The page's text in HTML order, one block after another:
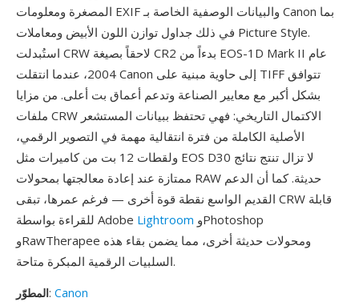
المصغرة ومعلومات EXIF والبيانات الوصفية الخاصة بـ Canon بما
في ذلك جداول توازن اللون الأبيض ومعاملات Picture Style.
استُبدلت CRW لاحقاً بصيغة CR2 بدءاً من EOS-1D Mark II عام
2004، عندما انتقلت Canon إلى حاوية مبنية على TIFF تتوافق
بشكل أكبر مع معايير الصناعة وتدعم أعماق بت أعلى. من مزايا
ملفات CRW الاكتمال التاريخي: فهي تحتفظ ببيانات المستشعر
الأصلية الكاملة من فترة انتقالية مهمة في التصوير الرقمي،
ولقطات 12 بت من كاميرات مثل EOS D30 لا تزال تنتج نتائج
ممتازة عند إعادة معالجتها بمحولات RAW حديثة. كما أن الدعم
القديم الواسع نقطة قوة أخرى — فرغم عمرها، تبقى CRW قابلة
للقراءة بواسطة Adobe Lightroom
وRawTherapee ومحولات حديثة أخرى، مما يضمن بقاء هذه
السلبيات الرقمية المبكرة متاحة.
المطوّر: Canon